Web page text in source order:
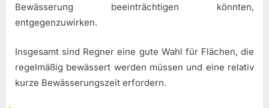
Bewässerung beeinträchtigen könnten,
entgegenzuwirken.
Insgesamt sind Regner eine gute Wahl für Flächen, die
regelmäßig bewässert werden müssen und eine relativ
kurze Bewässerungszeit erfordern.